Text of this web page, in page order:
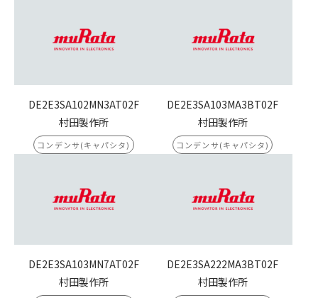
DE2E3SA102MN3AT02F
村田製作所
コンデンサ(キャパシタ)
DE2E3SA103MA3BT02F
村田製作所
コンデンサ(キャパシタ)
DE2E3SA103MN7AT02F
村田製作所
DE2E3SA222MA3BT02F
村田製作所